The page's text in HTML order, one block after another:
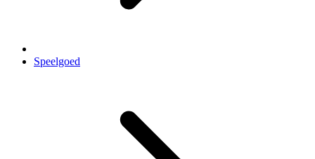
Speelgoed